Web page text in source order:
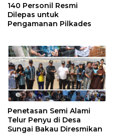
140 Personil Resmi
Dilepas untuk
Pengamanan Pilkades
Penetasan Semi Alami
Telur Penyu di Desa
Sungai Bakau Diresmikan